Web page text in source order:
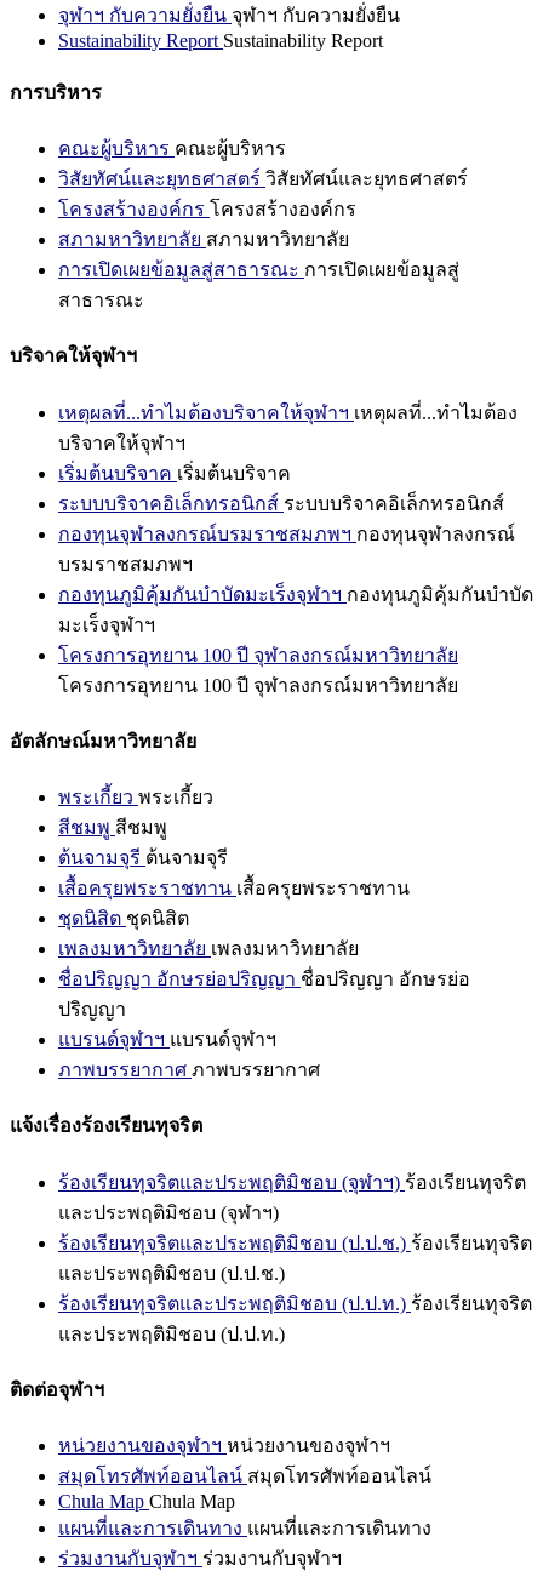
จุฬาฯ กับความยั่งยืน จุฬาฯ กับความยั่งยืน
Sustainability Report Sustainability Report
การบริหาร
คณะผู้บริหาร คณะผู้บริหาร
วิสัยทัศน์และยุทธศาสตร์ วิสัยทัศน์และยุทธศาสตร์
โครงสร้างองค์กร โครงสร้างองค์กร
สภามหาวิทยาลัย สภามหาวิทยาลัย
การเปิดเผยข้อมูลสู่สาธารณะ การเปิดเผยข้อมูลสู่
สาธารณะ
บริจาคให้จุฬาฯ
เหตุผลที่...ทำไมต้องบริจาคให้จุฬาฯ เหตุผลที่...ทำไมต้อง
บริจาคให้จุฬาฯ
เริ่มต้นบริจาค เริ่มต้นบริจาค
ระบบบริจาคอิเล็กทรอนิกส์ ระบบบริจาคอิเล็กทรอนิกส์
กองทุนจุฬาลงกรณ์บรมราชสมภพฯ กองทุนจุฬาลงกรณ์
บรมราชสมภพฯ
กองทุนภูมิคุ้มกันบำบัดมะเร็งจุฬาฯ กองทุนภูมิคุ้มกันบำบัด
มะเร็งจุฬาฯ
โครงการอุทยาน 100 ปี จุฬาลงกรณ์มหาวิทยาลัย
โครงการอุทยาน 100 ปี จุฬาลงกรณ์มหาวิทยาลัย
อัตลักษณ์มหาวิทยาลัย
พระเกี้ยว พระเกี้ยว
สีชมพู สีชมพู
ต้นจามจุรี ต้นจามจุรี
เสื้อครุยพระราชทาน เสื้อครุยพระราชทาน
ชุดนิสิต ชุดนิสิต
เพลงมหาวิทยาลัย เพลงมหาวิทยาลัย
ชื่อปริญญา อักษรย่อปริญญา ชื่อปริญญา อักษรย่อ
ปริญญา
แบรนด์จุฬาฯ แบรนด์จุฬาฯ
ภาพบรรยากาศ ภาพบรรยากาศ
แจ้งเรื่องร้องเรียนทุจริต
ร้องเรียนทุจริตและประพฤติมิชอบ (จุฬาฯ) ร้องเรียนทุจริต
และประพฤติมิชอบ (จุฬาฯ)
ร้องเรียนทุจริตและประพฤติมิชอบ (ป.ป.ช.) ร้องเรียนทุจริต
และประพฤติมิชอบ (ป.ป.ช.)
ร้องเรียนทุจริตและประพฤติมิชอบ (ป.ป.ท.) ร้องเรียนทุจริต
และประพฤติมิชอบ (ป.ป.ท.)
ติดต่อจุฬาฯ
หน่วยงานของจุฬาฯ หน่วยงานของจุฬาฯ
สมุดโทรศัพท์ออนไลน์ สมุดโทรศัพท์ออนไลน์
Chula Map Chula Map
แผนที่และการเดินทาง แผนที่และการเดินทาง
ร่วมงานกับจุฬาฯ ร่วมงานกับจุฬาฯ